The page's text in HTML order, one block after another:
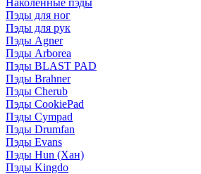
Наколенные пэды
Пэды для ног
Пэды для рук
Пэды Agner
Пэды Arborea
Пэды BLAST PAD
Пэды Brahner
Пэды Cherub
Пэды CookiePad
Пэды Cympad
Пэды Drumfan
Пэды Evans
Пэды Hun (Хан)
Пэды Kingdo